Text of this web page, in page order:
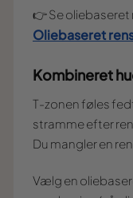
👉 Se
Oliebaseret
Kombineret
T-zonen føles
stramme efter
Du mangler en
Vælg en